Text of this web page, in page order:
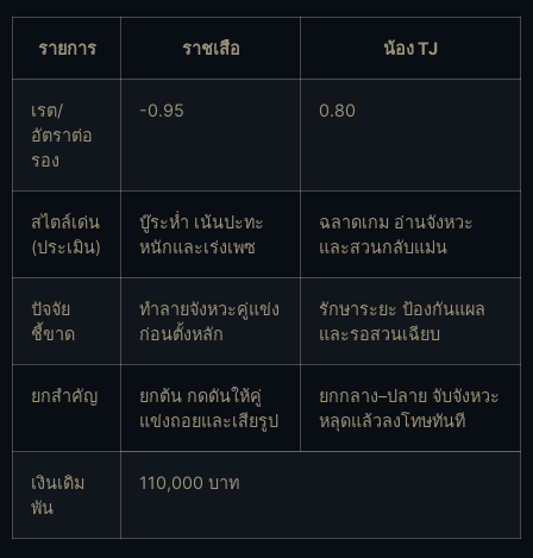
รายการ ราชเสือ น้อง TJ
เรต/
อัตราต่อ
รอง
-0.95 0.80
สไตล์เด่น
(ประเมิน)
บู๊ระห่ำ เน้นปะทะ
หนักและเร่งเพซ
ฉลาดเกม อ่านจังหวะ
และสวนกลับแม่น
ปัจจัย
ชี้ขาด
ทำลายจังหวะคู่แข่ง
ก่อนตั้งหลัก
รักษาระยะ ป้องกันแผล
และรอสวนเฉียบ
ยกสำคัญ
ยกต้น กดดันให้คู่
แข่งถอยและเสียรูป
ยกกลาง–ปลาย จับจังหวะ
หลุดแล้วลงโทษทันที
เงินเดิม
พัน
110,000 บาท